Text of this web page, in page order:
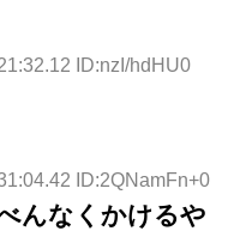
ID:nzI/hdHU0
ID:2QNamFn+0
んなくかけるや